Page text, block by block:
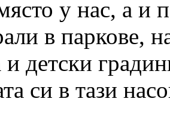
у нас, а и
в паркове,
детски
си в тази